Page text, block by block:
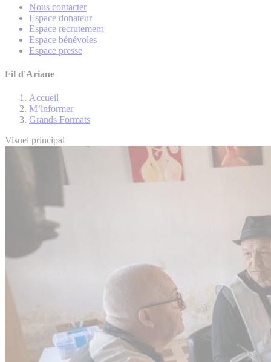
Nous contacter
Espace donateur
Espace recrutement
Espace bénévoles
Espace presse
Fil d'Ariane
Accueil
M’informer
Grands Formats
Visuel principal